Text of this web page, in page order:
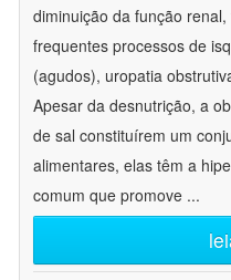
diminuição da função
frequentes processos de
(agudos), uropatia
Apesar da desnutrição, a
de sal constituírem um
alimentares, elas têm a
comum que promove ...